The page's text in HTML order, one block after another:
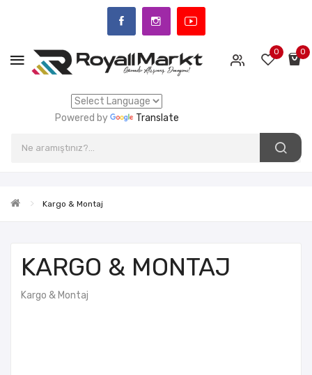
Powered by Translate
0 0
Kargo & Montaj
KARGO & MONTAJ
Kargo & Montaj